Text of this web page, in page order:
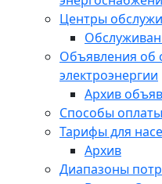
Центры
Объявления об
электроэнергии
Архив
Способы
Тарифы для
Архив
Диапазоны